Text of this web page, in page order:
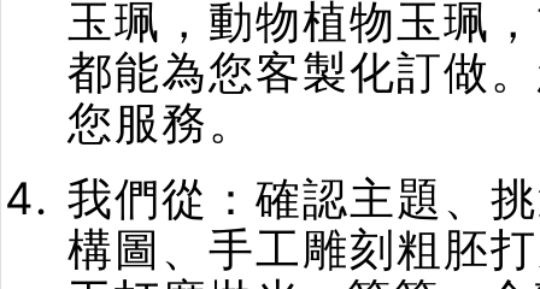
玉珮，動物植物玉珮
都能為您客製化訂做
您服務。
我們從：確認主題、
構圖、手工雕刻粗胚